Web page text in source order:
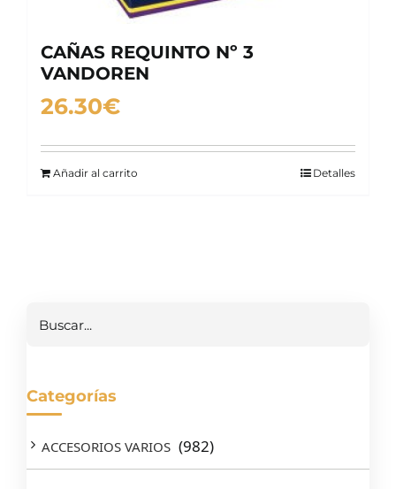
CAÑAS REQUINTO Nº 3
VANDOREN
26.30€
Añadir al carrito Detalles
Categorías
ACCESORIOS VARIOS (982)